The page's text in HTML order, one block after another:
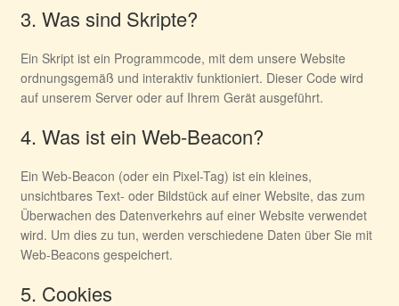
3. Was sind Skripte?
Ein Skript ist ein Programmcode, mit dem unsere Website
ordnungsgemäß und interaktiv funktioniert. Dieser Code wird
auf unserem Server oder auf Ihrem Gerät ausgeführt.
4. Was ist ein Web-Beacon?
Ein Web-Beacon (oder ein Pixel-Tag) ist ein kleines,
unsichtbares Text- oder Bildstück auf einer Website, das zum
Überwachen des Datenverkehrs auf einer Website verwendet
wird. Um dies zu tun, werden verschiedene Daten über Sie mit
Web-Beacons gespeichert.
5. Cookies